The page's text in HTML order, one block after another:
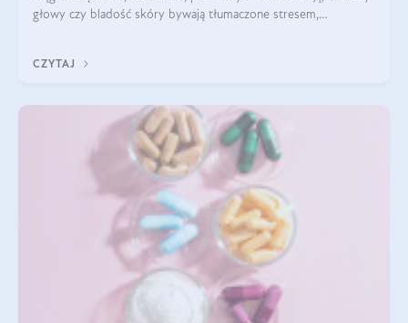
głowy czy bladość skóry bywają tłumaczone stresem,
CZYTAJ